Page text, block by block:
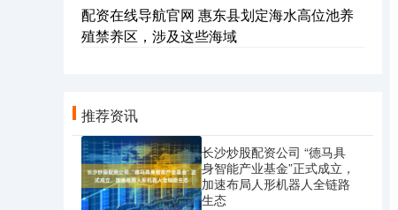
配资在线导航官网 惠东县划定海水高位池养
殖禁养区，涉及这些海域
推荐资讯
长沙炒股配资公司 “德马具
身智能产业基金”正式成立，
加速布局人形机器人全链路
生态